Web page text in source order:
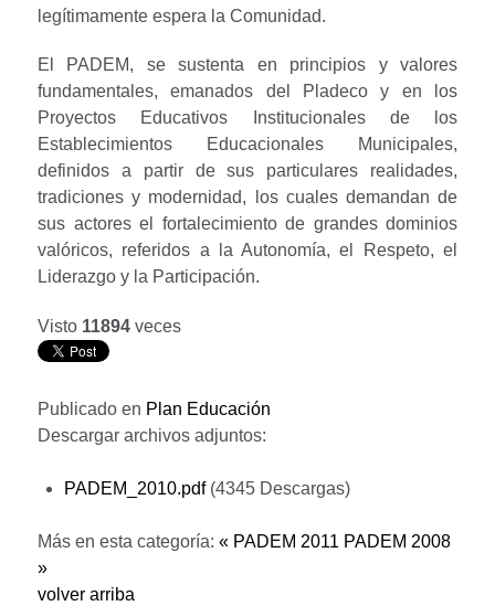
legítimamente espera la Comunidad.
El PADEM, se sustenta en principios y valores
fundamentales, emanados del Pladeco y en los
Proyectos Educativos Institucionales de los
Establecimientos Educacionales Municipales,
definidos a partir de sus particulares realidades,
tradiciones y modernidad, los cuales demandan de
sus actores el fortalecimiento de grandes dominios
valóricos, referidos a la Autonomía, el Respeto, el
Liderazgo y la Participación.
Visto 11894 veces
Publicado en Plan Educación
Descargar archivos adjuntos:
PADEM_2010.pdf (4345 Descargas)
Más en esta categoría: « PADEM 2011 PADEM 2008
»
volver arriba